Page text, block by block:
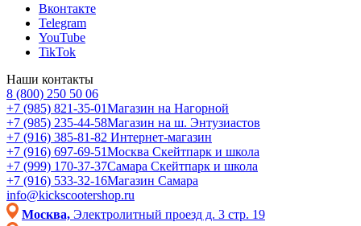
Вконтакте
Telegram
YouTube
TikTok
Наши контакты
8 (800) 250 50 06
+7 (985) 821-35-01Магазин на Нагорной
+7 (985) 235-44-58Магазин на ш. Энтузиастов
+7 (916) 385-81-82 Интернет-магазин
+7 (916) 697-69-51Москва Скейтпарк и школа
+7 (999) 170-37-37Самара Скейтпарк и школа
+7 (916) 533-32-16Магазин Самара
info@kickscootershop.ru
Москва, Электролитный проезд д. 3 стр. 19